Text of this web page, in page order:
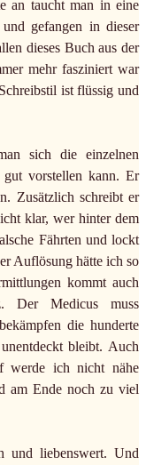
an taucht man in eine
gefangen in dieser
dieses Buch aus der
mehr fasziniert war
ist flüssig und
sich die einzelnen
gut vorstellen kann. Er
Zusätzlich schreibt er
klar, wer hinter dem
Fährten und lockt
Auflösung hätte ich so
kommt auch
Der Medicus muss
die hunderte
bleibt. Auch
werde ich nicht nähe
am Ende noch zu viel
und liebenswert. Und